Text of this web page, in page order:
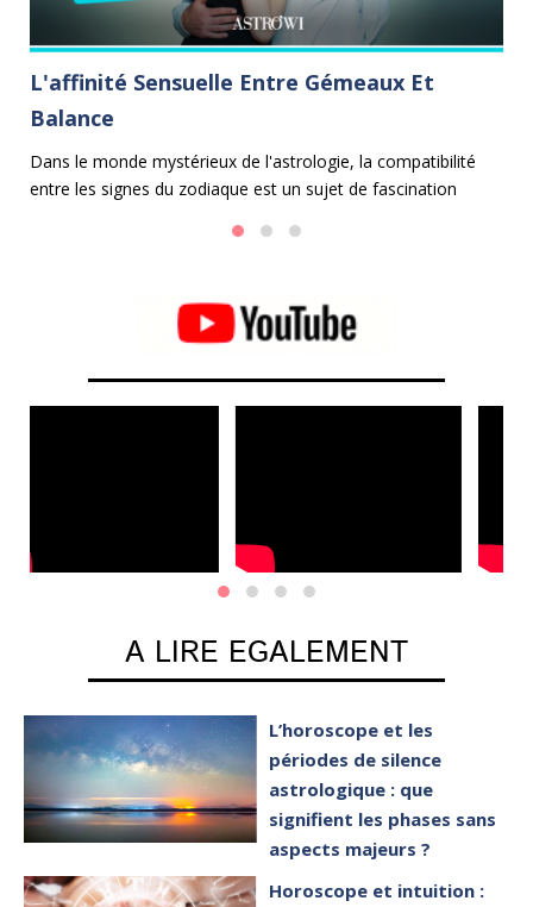
L'affinité Sensuelle Entre Gémeaux Et
Balance
Dans le monde mystérieux de l'astrologie, la compatibilité
entre les signes du zodiaque est un sujet de fascination
l'union entre les Gémeaux et la Balance.
A LIRE EGALEMENT
L’horoscope et les
périodes de silence
astrologique : que
signifient les phases sans
aspects majeurs ?
Horoscope et intuition :